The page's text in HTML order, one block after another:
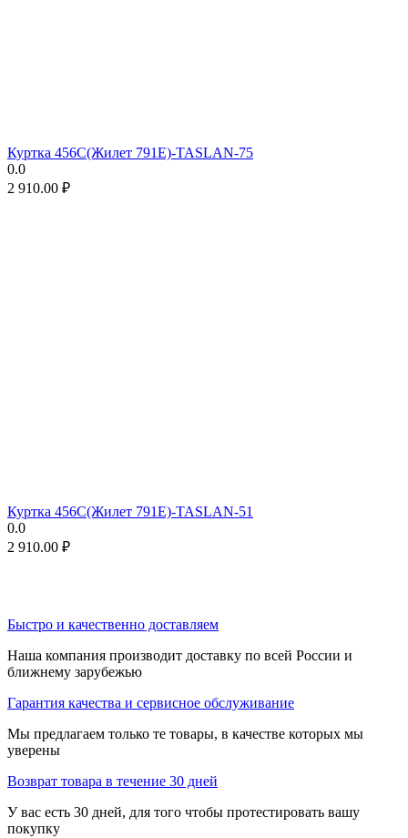
Куртка 456C(Жилет 791E)-TASLAN-75
0.0
2 910.00 ₽
Куртка 456C(Жилет 791E)-TASLAN-51
0.0
2 910.00 ₽
Быстро и качественно доставляем
Наша компания производит доставку по всей России и
ближнему зарубежью
Гарантия качества и сервисное обслуживание
Мы предлагаем только те товары, в качестве которых мы
уверены
Возврат товара в течение 30 дней
У вас есть 30 дней, для того чтобы протестировать вашу
покупку